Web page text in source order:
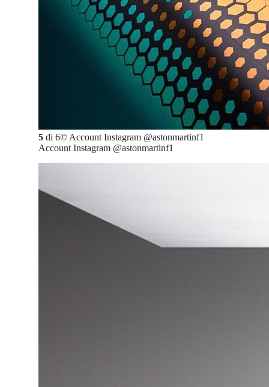
5 di 6© Account Instagram @astonmartinf1
Account Instagram @astonmartinf1